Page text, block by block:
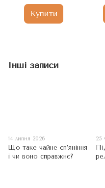
Купити
Інші записи
14 липня 2026
Що таке чайне сп’яніння
і чи воно справжнє?
25